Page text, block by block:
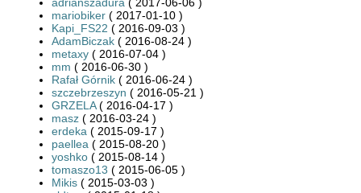
mariobiker ( 2017-01-10 )
Kapi_FS22 ( 2016-09-03 )
AdamBiczak ( 2016-08-24 )
metaxy ( 2016-07-04 )
mm ( 2016-06-30 )
Rafał Górnik ( 2016-06-24 )
szczebrzeszyn ( 2016-05-21 )
GRZELA( 2016-04-17 )
masz ( 2016-03-24 )
erdeka ( 2015-09-17 )
paellea ( 2015-08-20 )
yoshko ( 2015-08-14 )
tomaszo13 ( 2015-06-05 )
Mikis ( 2015-03-03 )